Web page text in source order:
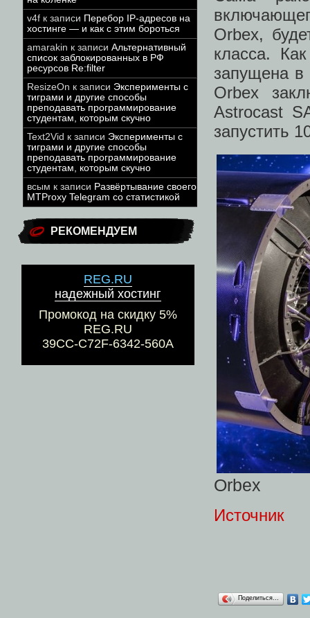
v4f к записи Перебор IP-адресов на
хостинге — и как с этим бороться
amarakin к записи Альтернативный
список заблокированных в РФ
ресурсов Re:filter
ResizeOn к записи Эксперименты с
тиграми и другие способы
преподавать программирование
студентам, которым скучно
Text2Vid к записи Эксперименты с
тиграми и другие способы
преподавать программирование
студентам, которым скучно
всым к записи Развёртывание своего
MTProxy Telegram со статистикой
РЕКОМЕНДУЕМ
REG.RU
надежный хостинг
Промокод на скидку 5%
REG.RU
39CC-C72F-6342-560A
Orbex,
класса.
запущена в
Orbex
Astrocast
запустить
Orbex
Источник
Поделиться…